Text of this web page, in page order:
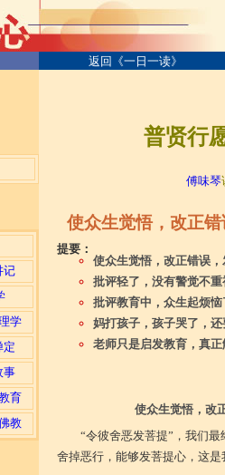
返回《一日一读》
记
学
定
事
育
教
普贤行
傅味琴
使众生觉悟，改正
提要：
使众生觉悟，改正错误
批评轻了，没有警觉不
批评教育中，众生起烦
妈打孩子，孩子哭了，
老师只是启发教育，真
使众生觉悟，改
“令彼舍恶发菩提”，我们
舍掉恶行，能够发菩提心，这